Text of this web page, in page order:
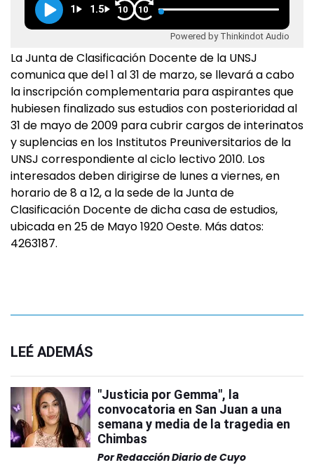
1 1.5 10 10
Powered by Thinkindot Audio
La Junta de Clasificación Docente de la UNSJ
comunica que del 1 al 31 de marzo, se llevará a cabo
la inscripción complementaria para aspirantes que
hubiesen finalizado sus estudios con posterioridad al
31 de mayo de 2009 para cubrir cargos de interinatos
y suplencias en los Institutos Preuniversitarios de la
UNSJ correspondiente al ciclo lectivo 2010. Los
interesados deben dirigirse de lunes a viernes, en
horario de 8 a 12, a la sede de la Junta de
Clasificación Docente de dicha casa de estudios,
ubicada en 25 de Mayo 1920 Oeste. Más datos:
4263187.
LEÉ ADEMÁS
"Justicia por Gemma", la
convocatoria en San Juan a una
semana y media de la tragedia en
Chimbas
PorRedacción Diario de Cuyo